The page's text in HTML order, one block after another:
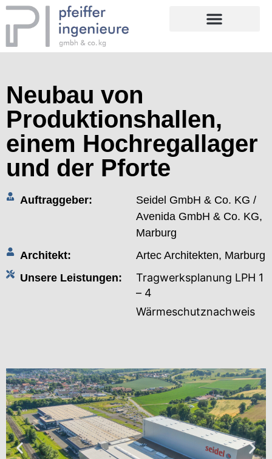
Neubau von
Produktionshallen,
einem Hochregallager
und der Pforte
Auftraggeber:
Seidel GmbH & Co. KG /
Avenida GmbH & Co. KG,
Marburg
Architekt:
Artec Architekten, Marburg
Unsere Leistungen:
Tragwerksplanung LPH 1
– 4
Wärmeschutznachweis